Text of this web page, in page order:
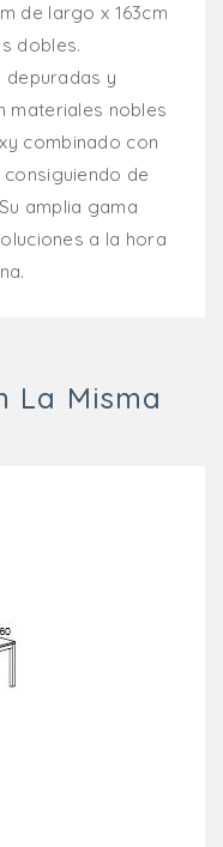
de largo x 163cm
dobles.
depuradas y
materiales nobles
combinado con
de
amplia gama
a la hora
La Misma